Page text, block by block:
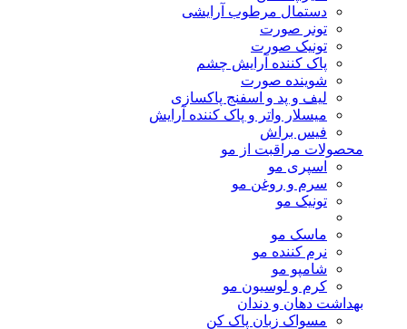
دستمال مرطوب آرایشی
تونر صورت
تونیک صورت
پاک کننده آرایش چشم
شوینده صورت
لیف و پد و اسفنج پاکسازی
میسلار واتر و پاک کننده آرایش
فیس براش
محصولات مراقبت از مو
اسپری مو
سرم و روغن مو
تونیک مو
ماسک مو
نرم کننده مو
شامپو مو
کرم و لوسیون مو
بهداشت دهان و دندان
مسواک زبان پاک کن